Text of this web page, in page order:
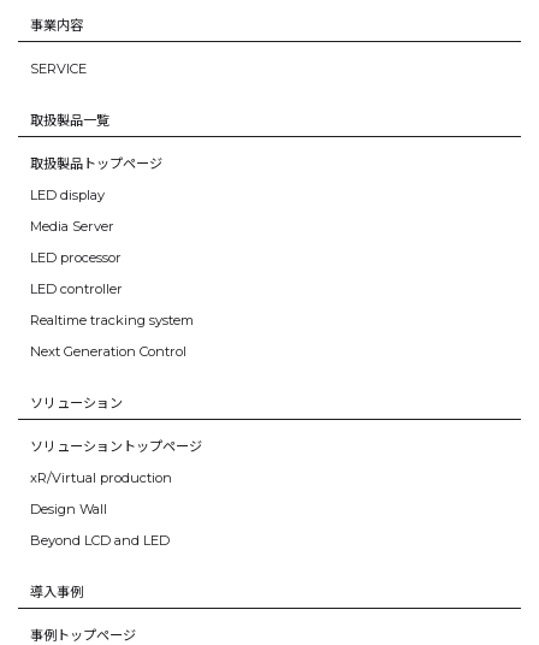
事業内容
SERVICE
取扱製品一覧
取扱製品トップページ
LED display
Media Server
LED processor
LED controller
Realtime tracking system
Next Generation Control
ソリューション
ソリューショントップページ
xR/Virtual production
Design Wall
Beyond LCD and LED
導入事例
事例トップページ